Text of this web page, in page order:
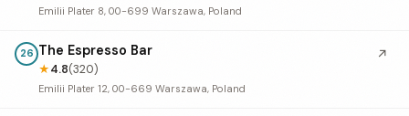
Emilii Plater 8, 00-699 Warszawa, Poland
26 The Espresso Bar
★4.8(320)
Emilii Plater 12, 00-669 Warszawa, Poland
↗